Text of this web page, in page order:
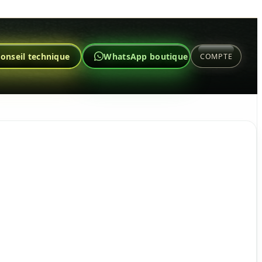
technique WhatsApp boutique COMPTE